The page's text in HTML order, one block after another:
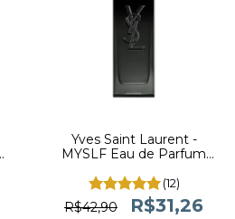
Yves Saint Laurent -
MYSLF Eau de Parfum
(12)
R$42,90 R$31,26